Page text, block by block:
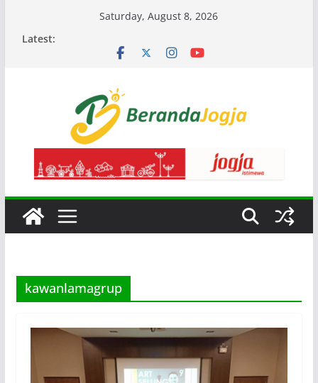
Saturday, August 8, 2026
Latest:
kawanlamagrup